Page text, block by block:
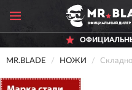
MR.BLADE НОЖИ